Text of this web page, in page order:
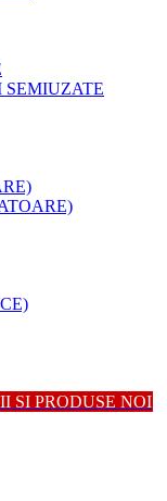
SEMIUZATE
SI PRODUSE NOI